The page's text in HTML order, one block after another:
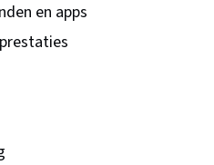
en apps